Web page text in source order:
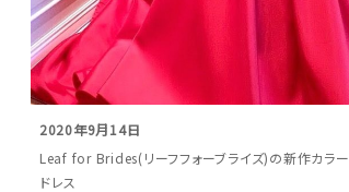
2020年9月14日
Leaf for Brides(リーフフォーブライズ)の新作カラー
ドレス